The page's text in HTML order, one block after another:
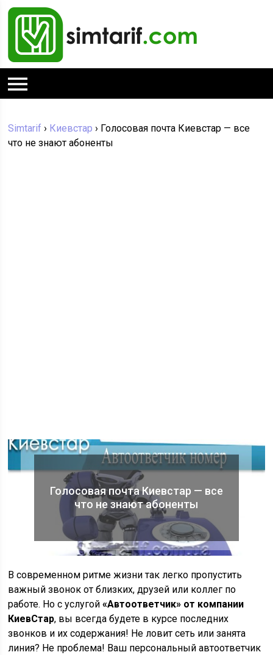
Simtarif › Киевстар › Голосовая почта Киевстар — все
что не знают абоненты
Голосовая почта Киевстар — все
что не знают абоненты
В современном ритме жизни так легко пропустить
важный звонок от близких, друзей или коллег по
работе. Но с услугой«Автоответчик» от компании
КиевСтар, вы всегда будете в курсе последних
звонков и их содержания! Не ловит сеть или занята
линия? Не проблема! Ваш персональный автоответчик